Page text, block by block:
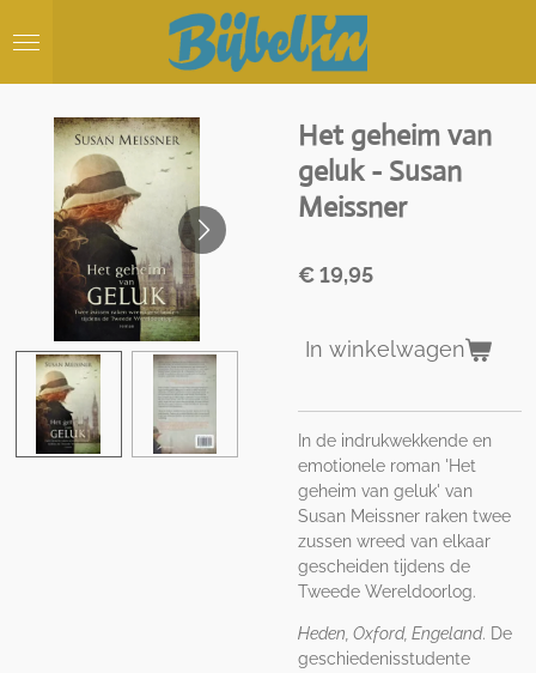
direct
hoofdinhoud
Het geheim van
geluk - Susan
Meissner
€ 19,95
In winkelwagen
In de indrukwekkende en
emotionele roman 'Het
geheim van geluk' van
Susan Meissner raken twee
zussen wreed van elkaar
gescheiden tijdens de
Tweede Wereldoorlog.
Heden, Oxford, Engeland. De
geschiedenisstudente